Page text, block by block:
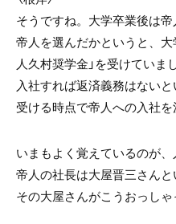
そうですね。大学卒業後は
帝人を選んだかというと、
人久村奨学金」を受けてい
入社すれば返済義務はない
受ける時点で帝人への入社を
いまもよく覚えているのが
帝人の社長は大屋晋三さんと
その大屋さんがこうおっしゃ